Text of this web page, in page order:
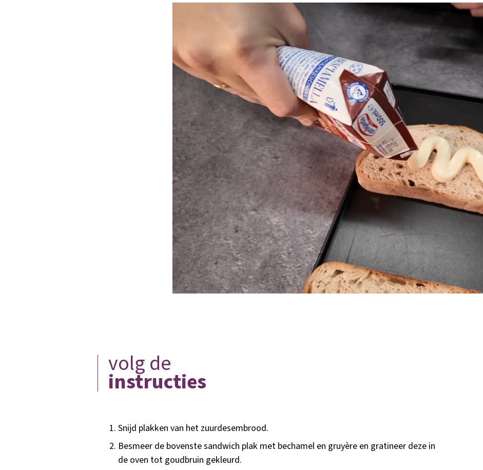
volg de
instructies
Snijd plakken van het zuurdesembrood.
Besmeer de bovenste sandwich plak met bechamel en gruyère en gratineer deze in
de oven tot goudbruin gekleurd.